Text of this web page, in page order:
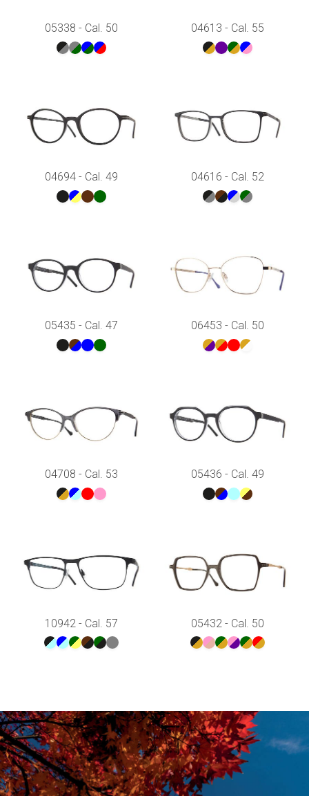
05338 - Cal. 50 04613 - Cal. 55
04694 - Cal. 49 04616 - Cal. 52
05435 - Cal. 47 06453 - Cal. 50
04708 - Cal. 53 05436 - Cal. 49
10942 - Cal. 57 05432 - Cal. 50